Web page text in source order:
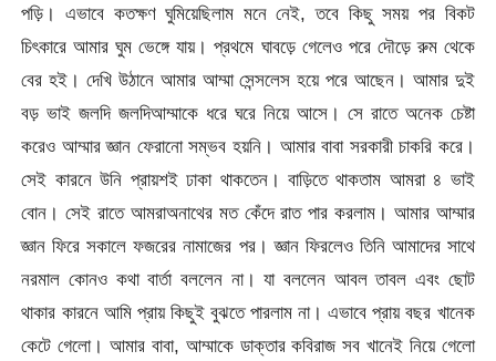
পড়ি। এভাবে কতক্ষণ ঘুমিয়েছিলাম মনে নেই, তবে কিছু সময় পর বিকট
চিৎকারে আমার ঘুম ভেঙ্গে যায়। প্রথমে ঘাবড়ে গেলেও পরে দৌড়ে রুম থেকে
বের হই। দেখি উঠানে আমার আম্মা সেন্সলেস হয়ে পরে আছেন। আমার দুই
বড় ভাই জলদি জলদিআম্মাকে ধরে ঘরে নিয়ে আসে। সে রাতে অনেক চেষ্টা
করেও আম্মার জ্ঞান ফেরানো সম্ভব হয়নি। আমার বাবা সরকারী চাকরি করে।
সেই কারনে উনি প্রায়শই ঢাকা থাকতেন। বাড়িতে থাকতাম আমরা ৪ ভাই
বোন। সেই রাতে আমরাঅনাথের মত কেঁদে রাত পার করলাম। আমার আম্মার
জ্ঞান ফিরে সকালে ফজরের নামাজের পর। জ্ঞান ফিরলেও তিনি আমাদের সাথে
নরমাল কোনও কথা বার্তা বললেন না। যা বললেন আবল তাবল এবং ছোট
থাকার কারনে আমি প্রায় কিছুই বুঝতে পারলাম না। এভাবে প্রায় বছর খানেক
কেটে গেলো। আমার বাবা, আম্মাকে ডাক্তার কবিরাজ সব খানেই নিয়ে গেলো